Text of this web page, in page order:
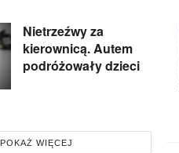
Nietrzeźwy za
kierownicą. Autem
podróżowały dzieci
POKAŻ WIĘCEJ